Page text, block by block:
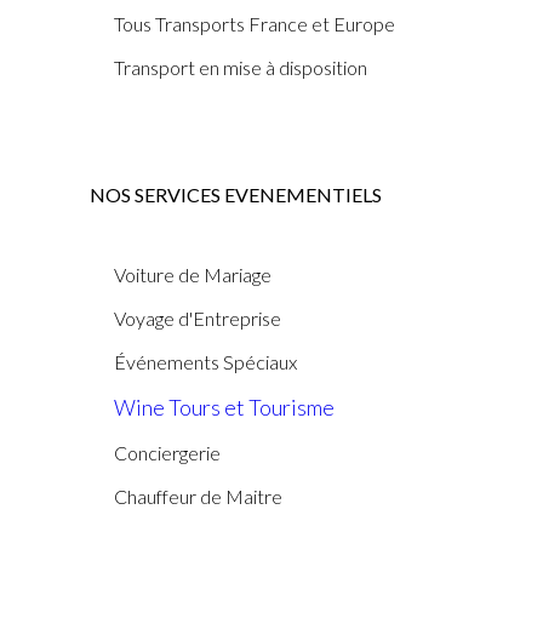
Tous Transports France et Europe
Transport en mise à disposition
NOS SERVICES EVENEMENTIELS
Voiture de Mariage
Voyage d'Entreprise
Événements Spéciaux
Wine Tours et Tourisme
Conciergerie
Chauffeur de Maitre